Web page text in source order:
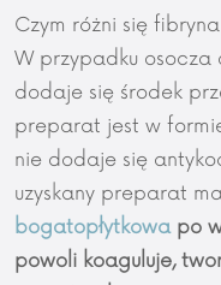
Czym różni się
W przypadku
dodaje się środek
preparat jest w
nie dodaje się
uzyskany preparat
bogatopłytkowapo
powoli koaguluje,